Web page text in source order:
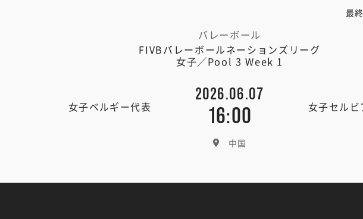
最
バレーボール
FIVBバレーボールネーションズリーグ
女子／Pool 3 Week 1
女子ベルギー代表
2026.06.07
16:00 女子セル
中国